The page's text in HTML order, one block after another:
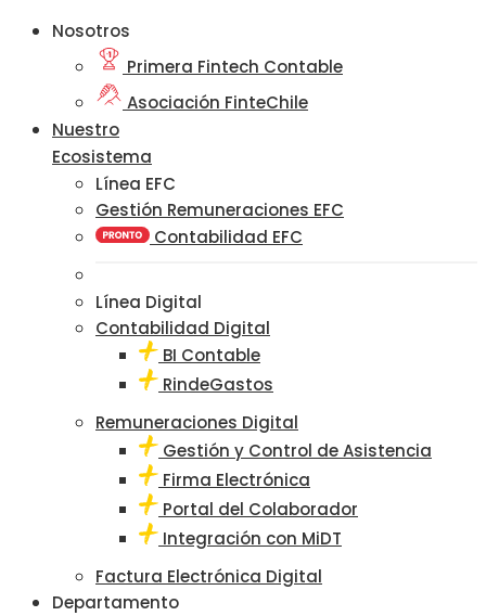
Nosotros
Primera Fintech Contable
Asociación FinteChile
Nuestro
Ecosistema
Línea EFC
Gestión Remuneraciones EFC
Contabilidad EFC
Línea Digital
Contabilidad Digital
BI Contable
RindeGastos
Remuneraciones Digital
Gestión y Control de Asistencia
Firma Electrónica
Portal del Colaborador
Integración con MiDT
Factura Electrónica Digital
Departamento